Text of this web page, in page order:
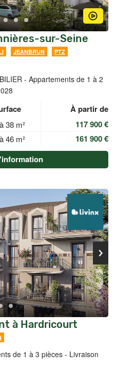
sur-Seine
JEANBRUN
PTZ
- Appartements de 1 à 2
À partir de
38 m² 117 900 €
46 m²
161 900 €
à Hardricourt
de 1 à 3 pièces - Livraison